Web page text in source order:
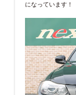
になっています！